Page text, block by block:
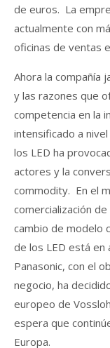
de euros. La
actualmente con
oficinas de ventas
Ahora la compañía
y las razones que
competencia en la
intensificado a
los LED ha
actores y la
commodity. En el
comercialización
cambio de modelo
de los LED está en
Panasonic, con el
negocio, ha
europeo de
espera que
Europa.